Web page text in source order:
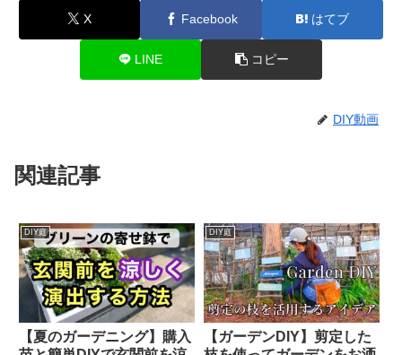
X Facebook はてブ
LINE コピー
DIY動画
関連記事
DIY庭
【夏のガーデニング】購入
DIY庭
【ガーデンDIY】剪定した